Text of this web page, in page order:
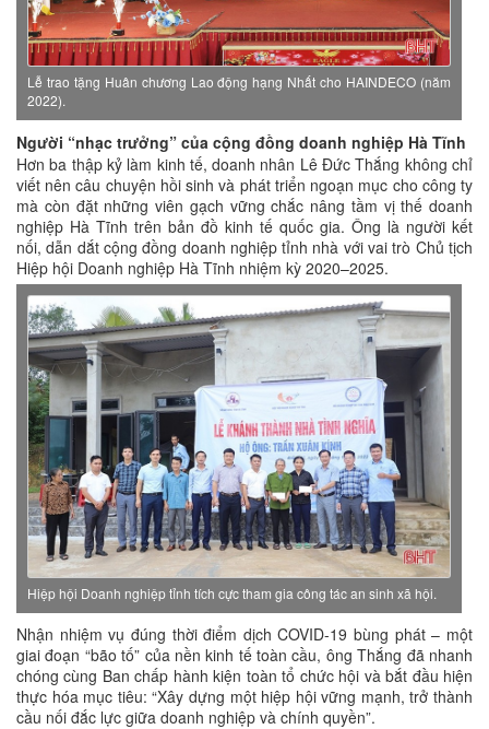
Lễ trao tặng Huân chương Lao động hạng Nhất cho HAINDECO (năm
2022).
Người “nhạc trưởng” của cộng đồng doanh nghiệp Hà Tĩnh
Hơn ba thập kỷ làm kinh tế, doanh nhân Lê Đức Thắng không chỉ
viết nên câu chuyện hồi sinh và phát triển ngoạn mục cho công ty
mà còn đặt những viên gạch vững chắc nâng tầm vị thế doanh
nghiệp Hà Tĩnh trên bản đồ kinh tế quốc gia. Ông là người kết
nối, dẫn dắt cộng đồng doanh nghiệp tỉnh nhà với vai trò Chủ tịch
Hiệp hội Doanh nghiệp Hà Tĩnh nhiệm kỳ 2020–2025.
Hiệp hội Doanh nghiệp tỉnh tích cực tham gia công tác an sinh xã hội.
Nhận nhiệm vụ đúng thời điểm dịch COVID-19 bùng phát – một
giai đoạn “bão tố” của nền kinh tế toàn cầu, ông Thắng đã nhanh
chóng cùng Ban chấp hành kiện toàn tổ chức hội và bắt đầu hiện
thực hóa mục tiêu: “Xây dựng một hiệp hội vững mạnh, trở thành
cầu nối đắc lực giữa doanh nghiệp và chính quyền”.